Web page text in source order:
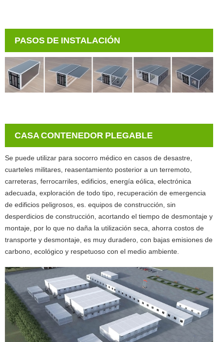
PASOS DE INSTALACIÓN
CASA CONTENEDOR PLEGABLE
Se puede utilizar para socorro médico en casos de desastre,
cuarteles militares, reasentamiento posterior a un terremoto,
carreteras, ferrocarriles, edificios, energía eólica, electrónica
adecuada, exploración de todo tipo, recuperación de emergencia
de edificios peligrosos, es. equipos de construcción, sin
desperdicios de construcción, acortando el tiempo de desmontaje y
montaje, por lo que no daña la utilización seca, ahorra costos de
transporte y desmontaje, es muy duradero, con bajas emisiones de
carbono, ecológico y respetuoso con el medio ambiente.